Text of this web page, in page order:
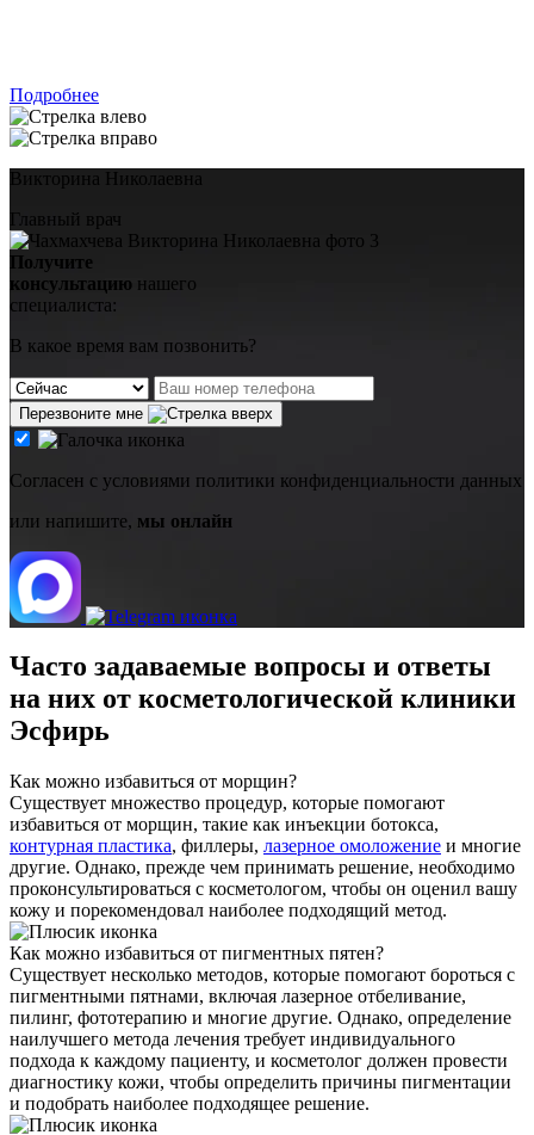
Подробнее
Викторина Николаевна
Главный врач
Получите
консультацию нашего
специалиста:
В какое время вам позвонить?
Перезвоните мне
Cогласен с условиями политики конфиденциальности данных
или напишите, мы онлайн
Часто задаваемые вопросы и ответы
на них от косметологической клиники
Эсфирь
Как можно избавиться от морщин?
Существует множество процедур, которые помогают
избавиться от морщин, такие как инъекции ботокса,
контурная пластика, филлеры, лазерное омоложение и многие
другие. Однако, прежде чем принимать решение, необходимо
проконсультироваться с косметологом, чтобы он оценил вашу
кожу и порекомендовал наиболее подходящий метод.
Как можно избавиться от пигментных пятен?
Существует несколько методов, которые помогают бороться с
пигментными пятнами, включая лазерное отбеливание,
пилинг, фототерапию и многие другие. Однако, определение
наилучшего метода лечения требует индивидуального
подхода к каждому пациенту, и косметолог должен провести
диагностику кожи, чтобы определить причины пигментации
и подобрать наиболее подходящее решение.